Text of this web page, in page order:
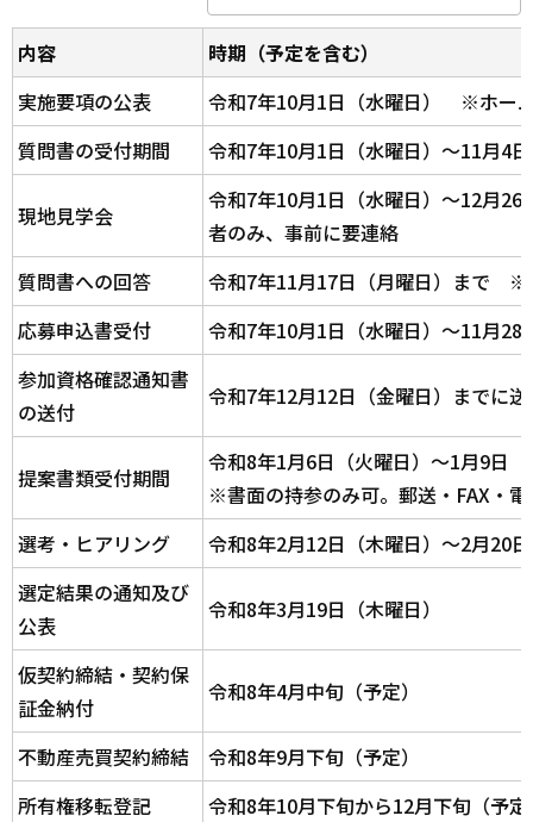
内容
時期（予定を含む）
実施要項の公表
令和7年10月1日（水曜日） ※ホー
質問書の受付期間
令和7年10月1日（水曜日）～11月4
現地見学会
令和7年10月1日（水曜日）～12月
者のみ、事前に要連絡
質問書への回答
令和7年11月17日（月曜日）まで ※
応募申込書受付
令和7年10月1日（水曜日）～11月28
参加資格確認通知書
の送付
令和7年12月12日（金曜日）までに
提案書類受付期間
令和8年1月6日（火曜日）～1月9日
※書面の持参のみ可。郵送・FAX・
選考・ヒアリング
令和8年2月12日（木曜日）～2月20
選定結果の通知及び
公表
令和8年3月19日（木曜日）
仮契約締結・契約保
証金納付
令和8年4月中旬（予定）
不動産売買契約締結
令和8年9月下旬（予定）
所有権移転登記
令和8年10月下旬から12月下旬（予